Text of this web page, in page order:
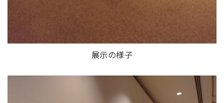
展示の様子